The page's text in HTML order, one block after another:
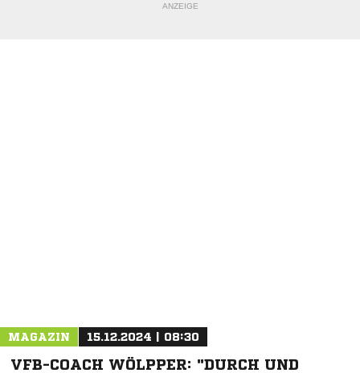
ANZEIGE
MAGAZIN 15.12.2024 | 08:30
VFB-COACH WÖLPPER: "DURCH UND